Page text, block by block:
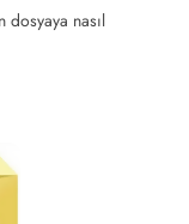
dosyaya nasıl